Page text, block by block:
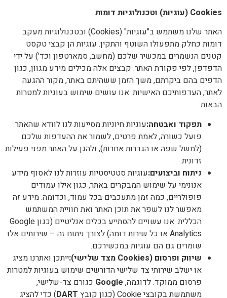
Cookies (עוגיות) וטכנולוגיות דומות
האתר שלנו משתמש ב"עוגיות" (Cookies) ובטכנולוגיות מעקב
דומות כחלק מתפעולו השוטף והתקין. עוגיות הן קבצי טקסט
קטנים הנשמרים במכשיר שלכם (מחשב, סמארטפון וכד') על ידי
הדפדפן, לפי פקודת האתר. קבצים אלה מכילים מידע מגוון, כגון
הדפים בהם ביקרתם, משך הזמן ששהיתם באתר, מקור ההגעה
לאתר, העדפותיכם האישיות. אנו עושים שימוש בעוגיות למטרות
הבאות:
תפקוד ואבטחה:עוגיות חיוניות מסייעות לנו לוודא שהאתר
פועל כשורה, לאמת פרטים, לשמור את ההעדפות שלכם
(למשל שפה או הגדרות אחרות), ולהגן על האתר מפני פעילות
זדונית.
ניתוח וביצועים:עוגיות סטטיסטיות עוזרות לנו לאסוף מידע
אנונימי על שימוש המבקרים באתר, כגון אילו עמודים
פופולריים, כמה זמן מתעכבים בכל עמוד, וכדומה. מידע זה
מאפשר לנו לשפר את תוכן האתר ואת חוויית המשתמש
הכללית. אנו עשויים להסתייע בכלים אנליטיים (כגון Google
Analytics או כל שירות דומה) לצורך ניתוח זה – שירותים אלו
שומרים גם הם עוגיות במכשירכם.
שיווק ופרסום (Cookies מצד שלישי):ייתכן ואתרנו מציג
או ישלב שירותי צד שלישי הדורשים שימוש בעוגיות למטרות
פרסום ממוקד. לדוגמה, Google כגורם צד-שלישי,
משתמשת בקובצי Cookie (כגון קובץ
DART) כדי להציג